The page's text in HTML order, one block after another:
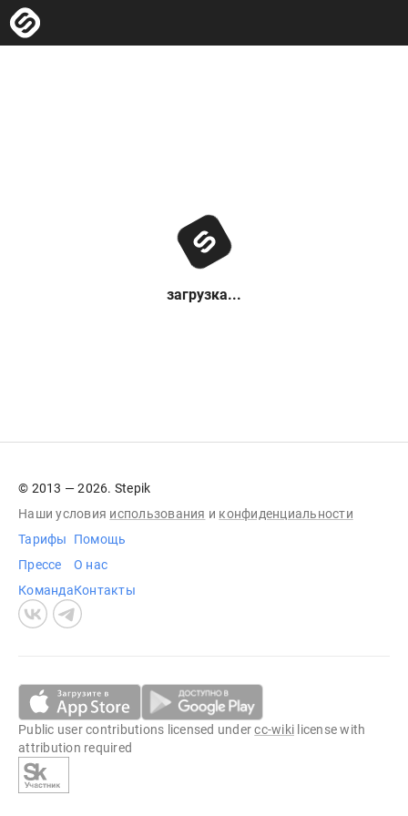
загрузка...
© 2013 — 2026. Stepik
Наши условия использования и конфиденциальности
Тарифы
Прессе
Команда
Помощь
О нас
Контакты
Public user contributions licensed undercc-wiki license with
attribution required